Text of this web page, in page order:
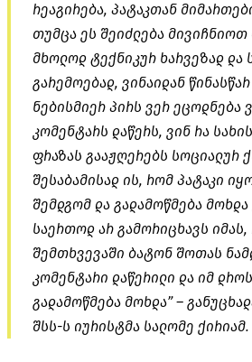
რეაგირება, პატაკთან
თუმცა ეს შეიძლება
მხოლოდ ტექნიკურ ხარვეზად და
გარემოებად, ვინაიდან
ნებისმიერ პირს ვერ ეცოდნება
კომენტარს დაწერს, ვინ რა
ფრაზას გააჟღერებს სოციალურ
შესაბამისად ის, რომ პატაკი
შემდგომ და გადამოწმება
საერთოდ არ გამორიცხავს
შემთხვევაში ბატონ შოთას
კომენტარი დაწერილი და იმ
გადამოწმება მოხდა” –
შსს-ს იურისტმა სალომე ქირიამ.